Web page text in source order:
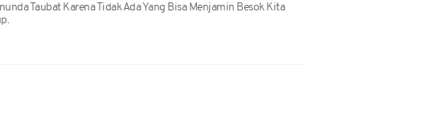
Taubat Karena Tidak Ada Yang Bisa Menjamin Besok Kita